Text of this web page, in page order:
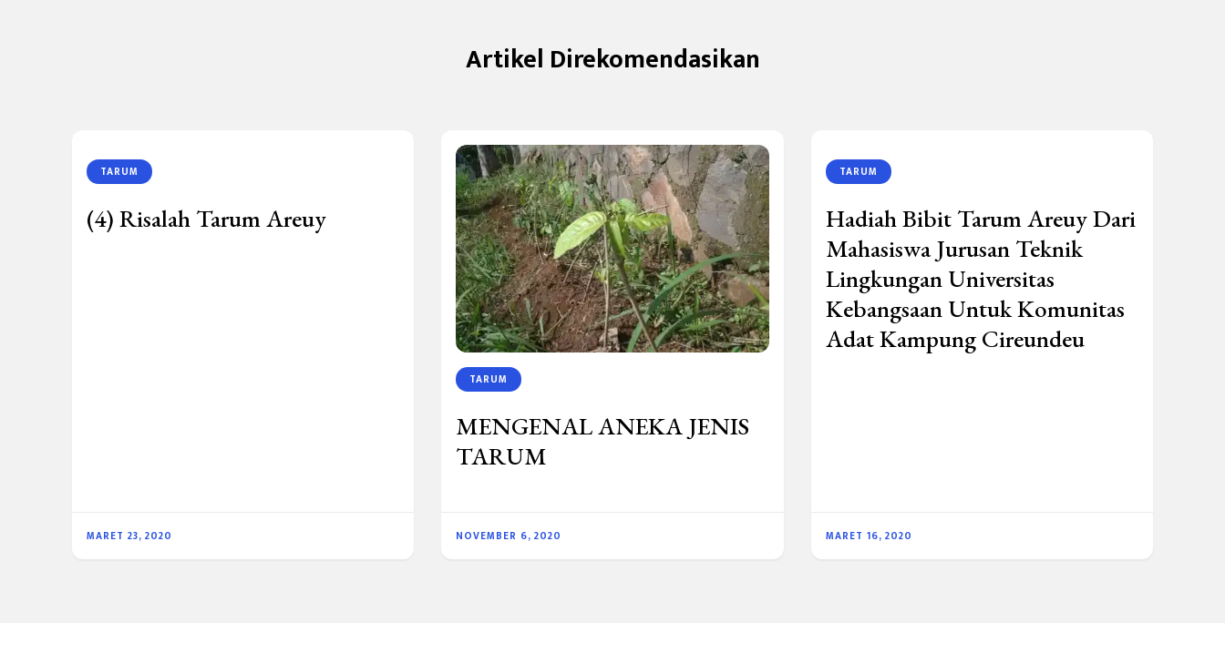
Artikel Direkomendasikan
TARUM
(4) Risalah Tarum Areuy
MARET 23, 2020
TARUM
MENGENAL ANEKA JENIS
TARUM
NOVEMBER 6, 2020
TARUM
Hadiah Bibit Tarum Areuy Dari
Mahasiswa Jurusan Teknik
Lingkungan Universitas
Kebangsaan Untuk Komunitas
Adat Kampung Cireundeu
MARET 16, 2020